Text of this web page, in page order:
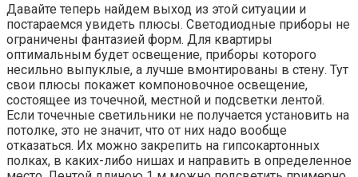
Давайте теперь найдем выход из этой ситуации и
постараемся увидеть плюсы. Светодиодные приборы не
ограничены фантазией форм. Для квартиры
оптимальным будет освещение, приборы которого
несильно выпуклые, а лучше вмонтированы в стену. Тут
свои плюсы покажет компоновочное освещение,
состоящее из точечной, местной и подсветки лентой.
Если точечные светильники не получается установить на
потолке, это не значит, что от них надо вообще
отказаться. Их можно закрепить на гипсокартонных
полках, в каких-либо нишах и направить в определенное